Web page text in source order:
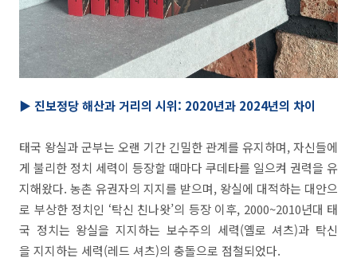
▶ 진보정당 해산과 거리의 시위: 2020년과 2024년의 차이
태국 왕실과 군부는 오랜 기간 긴밀한 관계를 유지하며, 자신들에
게 불리한 정치 세력이 등장할 때마다 쿠데타를 일으켜 권력을 유
지해왔다. 농촌 유권자의 지지를 받으며, 왕실에 대적하는 대안으
로 부상한 정치인 ‘탁신 친나왓’의 등장 이후, 2000~2010년대 태
국 정치는 왕실을 지지하는 보수주의 세력(옐로 셔츠)과 탁신
을 지지하는 세력(레드 셔츠)의 충돌으로 점철되었다.